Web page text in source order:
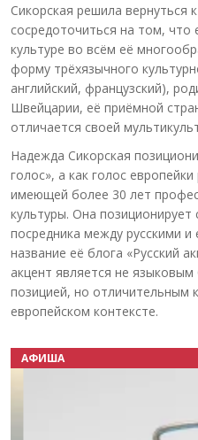
Сикорская решила вернуться
сосредоточиться на том, что
культуре во всём её
форму трёхязычного
английский, французский),
Швейцарии, её приёмной
отличается своей
Надежда Сикорская
голос», а как голос
имеющей более 30 лет
культуры. Она позиционирует
посредника между русскими
название её блога «Русский
акцент является не
позицией, но отличительным
европейском контексте.
АФИША